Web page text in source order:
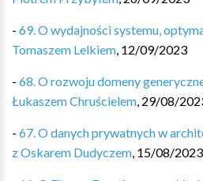
- 69. O wydajności systemu,
Tomaszem Lelkiem, 12/09/2023
- 68. O rozwoju domeny
Łukaszem Chruścielem, 29/08/
- 67. O danych prywatnych w
z Oskarem Dudyczem, 15/08/2023